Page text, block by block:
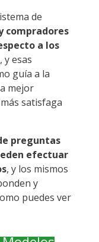
de
compradores
a los
, y esas
guía a la
mejor
satisfaga
preguntas
efectuar
, y los mismos
y
puedes ver